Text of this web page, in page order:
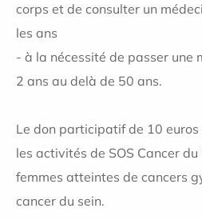
corps et de consulter un
les ans
- à la nécessité de passer une
2 ans au delà de 50 ans.
Le don participatif de 10
les activités de SOS Cancer
femmes atteintes de cancers
cancer du sein.